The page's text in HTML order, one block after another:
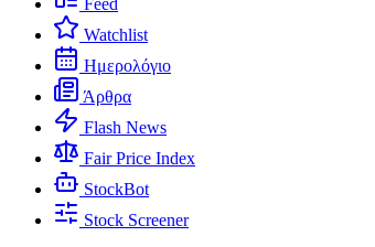
Feed
Watchlist
Ημερολόγιο
Άρθρα
Flash News
Fair Price Index
StockBot
Stock Screener